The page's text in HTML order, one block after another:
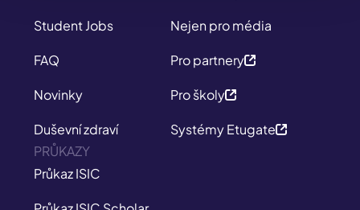
Student Jobs
FAQ
Novinky
Duševní zdraví
Nejen pro média
Pro partnery
Pro školy
Systémy Etugate
PRŮKAZY
Průkaz ISIC